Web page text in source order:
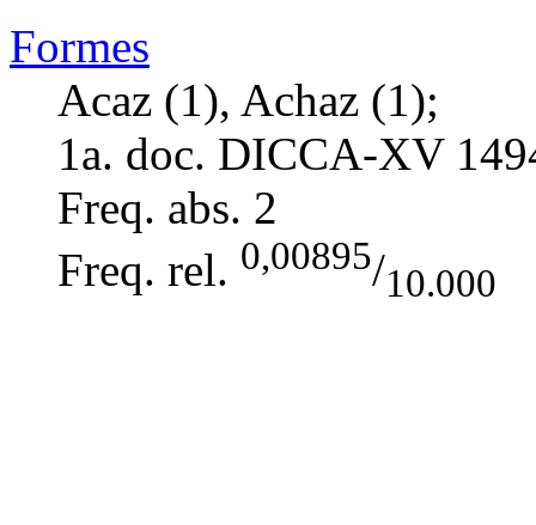
Formes
Acaz (1), Achaz (1);
1a. doc. DICCA-XV
Freq. abs. 2
Freq. rel. 0,00895/10.000